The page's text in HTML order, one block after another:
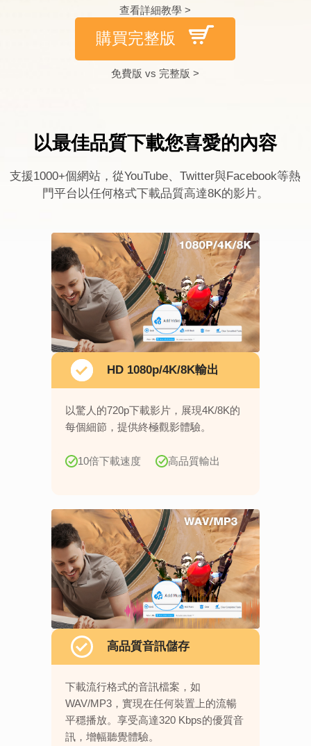
查看詳細教學 >
購買完整版
免費版 vs 完整版 >
以最佳品質下載您喜愛的內容
支援1000+個網站，從YouTube、Twitter與Facebook等熱
門平台以任何格式下載品質高達8K的影片。
HD 1080p/4K/8K輸出
以驚人的720p下載影片，展現4K/8K的
每個細節，提供終極觀影體驗。
10倍下載速度 高品質輸出
高品質音訊儲存
下載流行格式的音訊檔案，如
WAV/MP3，實現在任何裝置上的流暢
平穩播放。享受高達320 Kbps的優質音
訊，增幅聽覺體驗。